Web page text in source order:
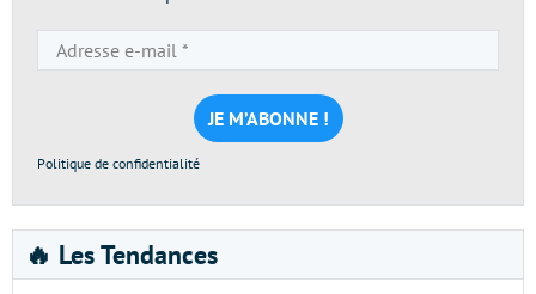
e-
mail
*
Politique de confidentialité
🔥 Les Tendances